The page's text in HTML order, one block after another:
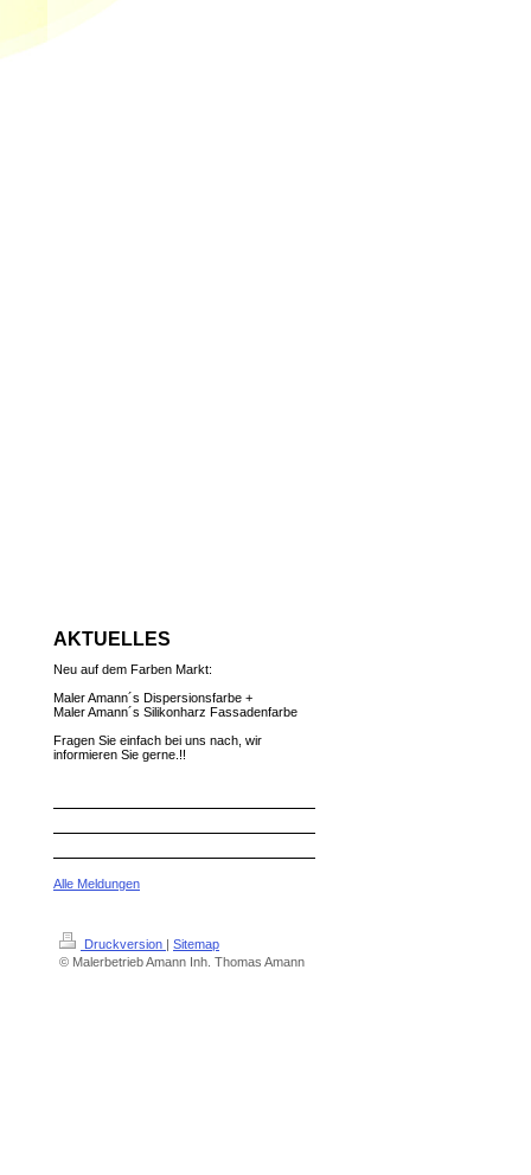
AKTUELLES
Neu auf dem Farben Markt:
Maler Amann´s Dispersionsfarbe +
Maler Amann´s Silikonharz Fassadenfarbe
Fragen Sie einfach bei uns nach, wir
informieren Sie gerne.!!
Alle Meldungen
Druckversion | Sitemap
© Malerbetrieb Amann Inh. Thomas Amann